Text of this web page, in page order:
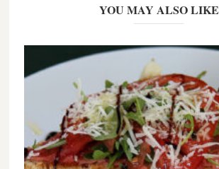
YOU MAY ALSO LIKE